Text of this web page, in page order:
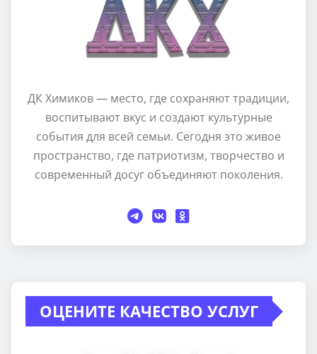
ДК Химиков — место, где сохраняют традиции,
воспитывают вкус и создают культурные
события для всей семьи. Сегодня это живое
пространство, где патриотизм, творчество и
современный досуг объединяют поколения.
ОЦЕНИТЕ КАЧЕСТВО УСЛУГ